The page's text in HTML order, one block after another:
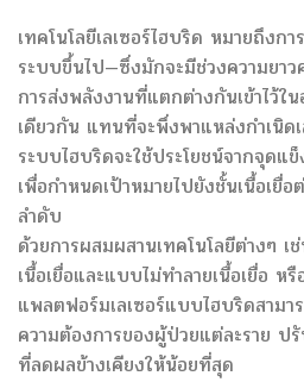
เทคโนโลยีเลเซอร์ไฮบริด หมายถึงก
ระบบขึ้นไป—ซึ่งมักจะมีช่วงความยาว
การส่งพลังงานที่แตกต่างกันเข้าไว้
เดียวกัน แทนที่จะพึ่งพาแหล่งกำเนิด
ระบบไฮบริดจะใช้ประโยชน์จากจุดแ
เพื่อกำหนดเป้าหมายไปยังชั้นเนื้อเยื่
ลำดับ
ด้วยการผสมผสานเทคโนโลยีต่างๆ เ
เนื้อเยื่อและแบบไม่ทำลายเนื้อเยื่อ
แพลตฟอร์มเลเซอร์แบบไฮบริดสาม
ความต้องการของผู้ป่วยแต่ละราย
ที่ลดผลข้างเคียงให้น้อยที่สุด